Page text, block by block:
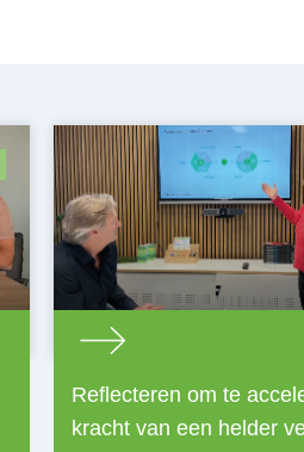
Reflecteren om te
kracht van een helder